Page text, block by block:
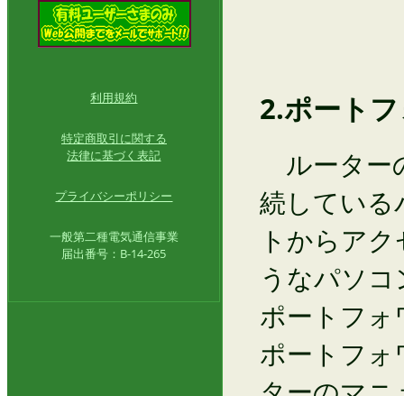
利用規約
特定商取引に関する
法律に基づく表記
プライバシーポリシー
一般第二種電気通信事業
届出番号：B-14-265
2.ポート
ルーター
続している
トからア
うなパソ
ポートフォ
ポートフ